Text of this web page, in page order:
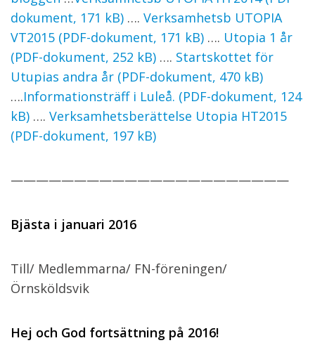
dokument, 171 kB) …. Verksamhetsb UTOPIA
VT2015 (PDF-dokument, 171 kB) …. Utopia 1 år
(PDF-dokument, 252 kB) …. Startskottet för
Utupias andra år (PDF-dokument, 470 kB)
….Informationsträff i Luleå. (PDF-dokument, 124
kB) …. Verksamhetsberättelse Utopia HT2015
(PDF-dokument, 197 kB)
——————————————————————
Bjästa i januari 2016
Till/ Medlemmarna/ FN-föreningen/
Örnsköldsvik
Hej och God fortsättning på 2016!